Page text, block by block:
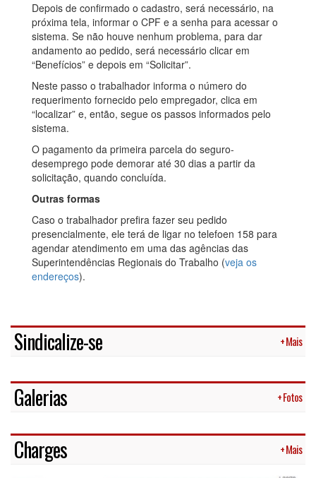
Depois de confirmado o cadastro, será necessário, na
próxima tela, informar o CPF e a senha para acessar o
sistema. Se não houve nenhum problema, para dar
andamento ao pedido, será necessário clicar em
“Benefícios” e depois em “Solicitar”.
Neste passo o trabalhador informa o número do
requerimento fornecido pelo empregador, clica em
“localizar” e, então, segue os passos informados pelo
sistema.
O pagamento da primeira parcela do seguro-
desemprego pode demorar até 30 dias a partir da
solicitação, quando concluída.
Outras formas
Caso o trabalhador prefira fazer seu pedido
presencialmente, ele terá de ligar no telefoen 158 para
agendar atendimento em uma das agências das
Superintendências Regionais do Trabalho (veja os
endereços).
Sindicalize-se + Mais
Galerias + Fotos
Charges + Mais